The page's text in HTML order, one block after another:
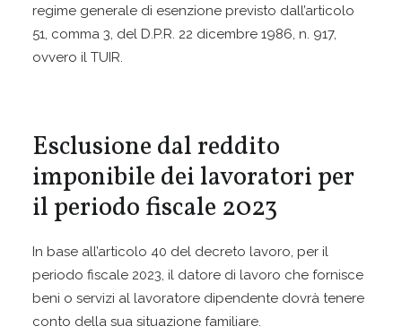
regime generale di esenzione previsto dall’articolo
51, comma 3, del D.P.R. 22 dicembre 1986, n. 917,
ovvero il TUIR.
Esclusione dal reddito
imponibile dei lavoratori per
il periodo fiscale 2023
In base all’articolo 40 del decreto lavoro, per il
periodo fiscale 2023, il datore di lavoro che fornisce
beni o servizi al lavoratore dipendente dovrà tenere
conto della sua situazione familiare.